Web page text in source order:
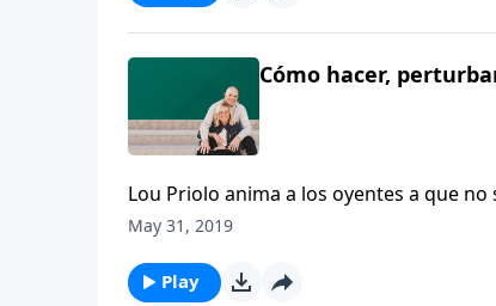
Cómo hacer,
Lou Priolo anima a los oyentes a que
cabeza en alto, sabiendo que es la
May 31, 2019
Play